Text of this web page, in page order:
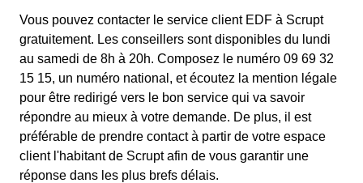
Vous pouvez contacter le service client EDF à Scrupt
gratuitement. Les conseillers sont disponibles du lundi
au samedi de 8h à 20h. Composez le numéro 09 69 32
15 15, un numéro national, et écoutez la mention légale
pour être redirigé vers le bon service qui va savoir
répondre au mieux à votre demande. De plus, il est
préférable de prendre contact à partir de votre espace
client l'habitant de Scrupt afin de vous garantir une
réponse dans les plus brefs délais.